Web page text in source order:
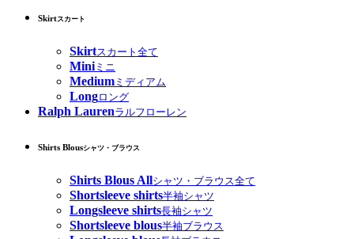
Skirtスカート
Skirtスカート全て
Miniミニ
Medium ミディアム
Longロング
Ralph Laurenラルフローレン
Shirts Blousシャツ・ブラウス
Shirts Blous Allシャツ・ブラウス全て
Shortsleeve shirts半袖シャツ
Longsleeve shirts長袖シャツ
Shortsleeve blous半袖ブラウス